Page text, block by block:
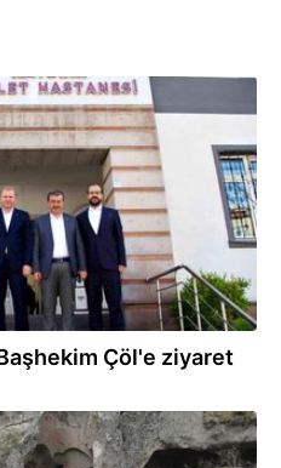
Çöl'e ziyaret